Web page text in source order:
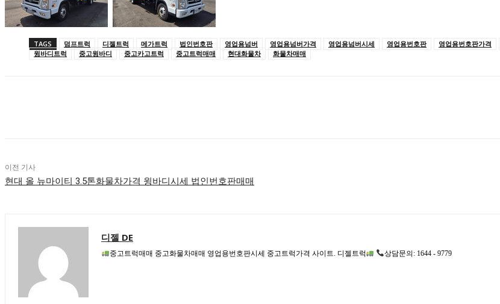
TAGS 덤프트럭 디젤트럭 메가트럭 법인번호판 영업용넘버 영업용넘버가격 영업용넘버시세 영업용번호판 영업용번호판가격
윙바디트럭
중고윙바디 중고카고트럭 중고트럭매매 현대화물차 화물차매매
이전 기사
현대 올 뉴마이티 3.5톤화물차가격 윙바디시세 법인번호판매매
디젤 DE
중고트럭매매 중고화물차매매 영업용번호판시세 중고트럭가격 사이트. 디젤트럭 상담문의: 1644 - 9779